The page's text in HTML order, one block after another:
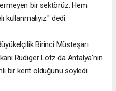
bir sektörüz. Hem
kullanmalıyız." dedi.
Birinci Müsteşarı
Rüdiger Lotz da Antalya'nın
bir kent olduğunu söyledi.